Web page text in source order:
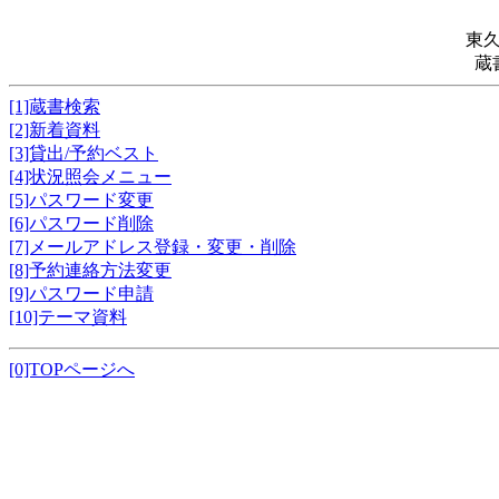
東
蔵
[1]蔵書検索
[2]新着資料
[3]貸出/予約ベスト
[4]状況照会メニュー
[5]パスワード変更
[6]パスワード削除
[7]メールアドレス登録・変更・削除
[8]予約連絡方法変更
[9]パスワード申請
[10]テーマ資料
[0]TOPページへ